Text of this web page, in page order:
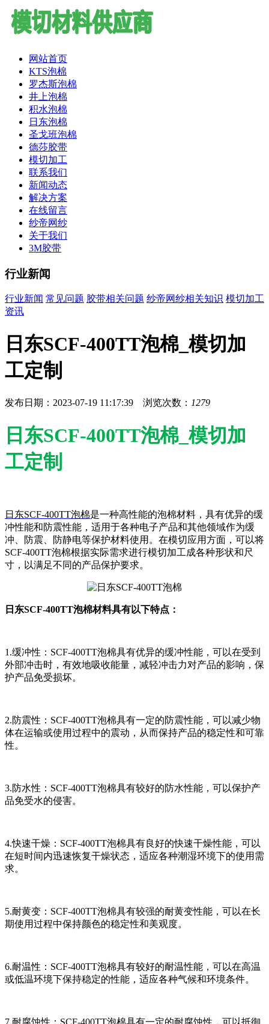
网站首页
KTS泡棉
罗杰斯泡棉
井上泡棉
积水泡棉
日东泡棉
圣戈班泡棉
德莎胶带
模切加工
联系我们
新闻动态
解决方案
在线留言
纱帝网纱
关于我们
3M胶带
行业新闻
行业新闻 常见问题 胶带相关问题 纱帝网纱相关知识 模切加工
资讯
日东SCF-400TT泡棉_模切加
工定制
发布日期：2023-07-19 11:17:39 浏览次数： 1279
日东SCF-400TT泡棉_模切加
工定制
日东SCF-400TT泡棉是一种高性能的泡棉材料，具有优异的缓
冲性能和防震性能，适用于各种电子产品和其他领域作为缓
冲、防震、防静电等保护材料使用。在模切应用方面，可以将
SCF-400TT泡棉根据实际需求进行模切加工成各种形状和尺
寸，以满足不同的产品保护要求。
日东SCF-400TT泡棉材料具有以下特点：
1.缓冲性：SCF-400TT泡棉具有优异的缓冲性能，可以在受到
外部冲击时，有效地吸收能量，减轻冲击力对产品的影响，保
护产品免受损坏。
2.防震性：SCF-400TT泡棉具有一定的防震性能，可以减少物
体在运输或使用过程中的震动，从而保持产品的稳定性和可靠
性。
3.防水性：SCF-400TT泡棉具有较好的防水性能，可以保护产
品免受水的侵害。
4.快速干燥：SCF-400TT泡棉具有良好的快速干燥性能，可以
在短时间内迅速恢复干燥状态，适应各种潮湿环境下的使用需
求。
5.耐黄变：SCF-400TT泡棉具有较强的耐黄变性能，可以在长
期使用过程中保持颜色的稳定性和美观度。
6.耐温性：SCF-400TT泡棉具有较好的耐温性能，可以在高温
或低温环境下保持稳定的性能，适应各种气候和环境条件。